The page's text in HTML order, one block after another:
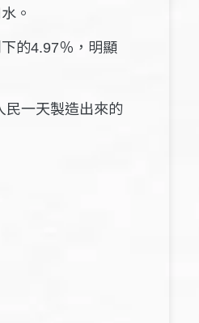
。
的4.97％，明顯
民一天製造出來的